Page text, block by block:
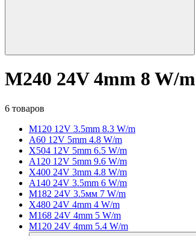
M240 24V 4mm 8 W/m
6 товаров
M120 12V 3.5mm 8.3 W/m
A60 12V 5mm 4.8 W/m
X504 12V 5mm 6.5 W/m
A120 12V 5mm 9.6 W/m
X400 24V 3mm 4.8 W/m
A140 24V 3.5mm 6 W/m
M182 24V 3.5мм 7 W/m
X480 24V 4mm 4 W/m
M168 24V 4mm 5 W/m
M120 24V 4mm 5.4 W/m